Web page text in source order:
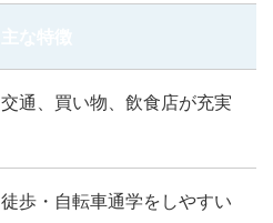
交通、買い物、飲食店が充実
徒歩・自転車通学をしやすい